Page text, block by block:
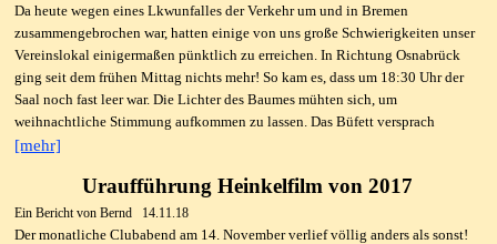
Da heute wegen eines Lkwunfalles der Verkehr um und in Bremen
zusammengebrochen war, hatten einige von uns große Schwierigkeiten unser
Vereinslokal einigermaßen pünktlich zu erreichen. In Richtung Osnabrück
ging seit dem frühen Mittag nichts mehr! So kam es, dass um 18:30 Uhr der
Saal noch fast leer war. Die Lichter des Baumes mühten sich, um
weihnachtliche Stimmung aufkommen zu lassen. Das Büfett versprach
[mehr]
Uraufführung Heinkelfilm von 2017
Ein Bericht von Bernd 14.11.18
Der monatliche Clubabend am 14. November verlief völlig anders als sonst!